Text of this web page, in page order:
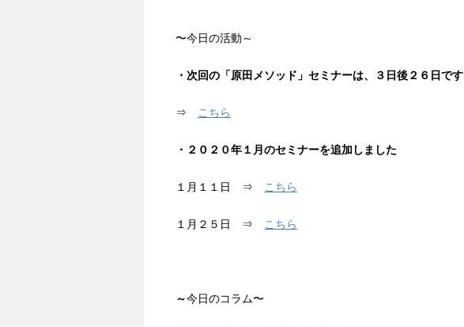
〜今日の活動～
・次回の「原田メソッド」セミナーは、３日後２６日です
⇒ こちら
・２０２０年１月のセミナーを追加しました
１月１１日 ⇒ こちら
１月２５日 ⇒ こちら
～今日のコラム〜